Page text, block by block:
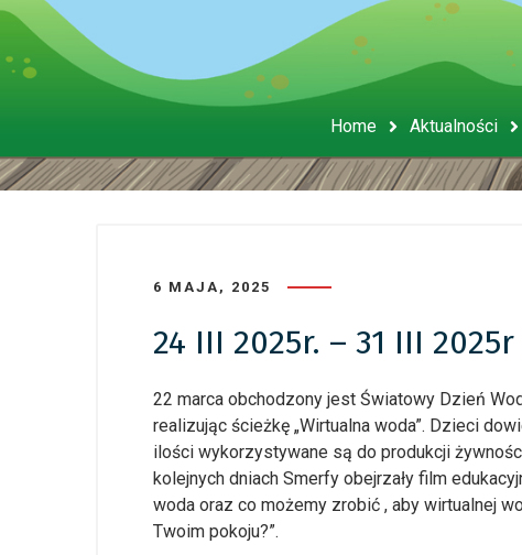
Home Aktualności
6 MAJA, 2025
24 III 2025r. – 31 III
22 marca obchodzony jest Światowy Dzień
realizując ścieżkę „Wirtualna woda”. Dzieci
ilości wykorzystywane są do produkcji
kolejnych dniach Smerfy obejrzały film
woda oraz co możemy zrobić , aby wirtualnej
Twoim pokoju?”.